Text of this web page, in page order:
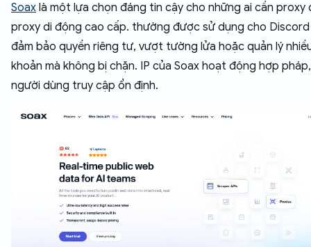
Soax là một lựa chọn đáng tin cậy cho những ai cần proxy
proxy di động cao cấp. thường được sử dụng cho Discord
đảm bảo quyền riêng tư, vượt tường lửa hoặc quản lý
khoản mà không bị chặn. IP của Soax hoạt động hợp
người dùng truy cập ổn định.